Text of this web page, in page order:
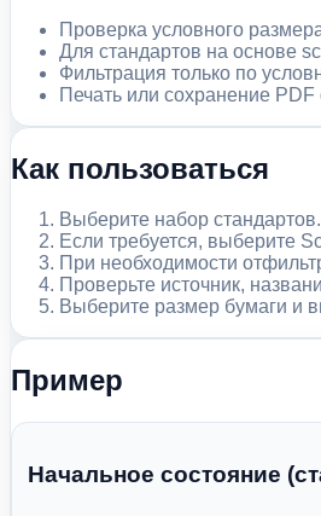
Проверка условного
Для стандартов на основе
Фильтрация только по
Печать или сохранение PDF
Как пользоваться
Выберите набор стандартов.
Если требуется, выберите
При необходимости
Проверьте источник,
Выберите размер бумаги и
Пример
Начальное состояние